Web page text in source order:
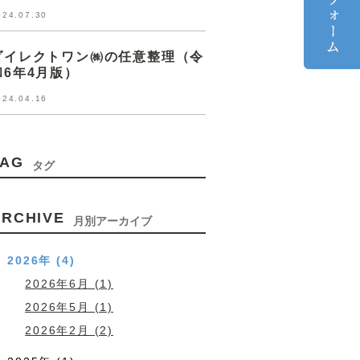
イレクトワン㈱の任意整理（令
6年4月版）
タグ
月別アーカイブ
2026年 (4)
2026年6月 (1)
2026年5月 (1)
2026年2月 (2)